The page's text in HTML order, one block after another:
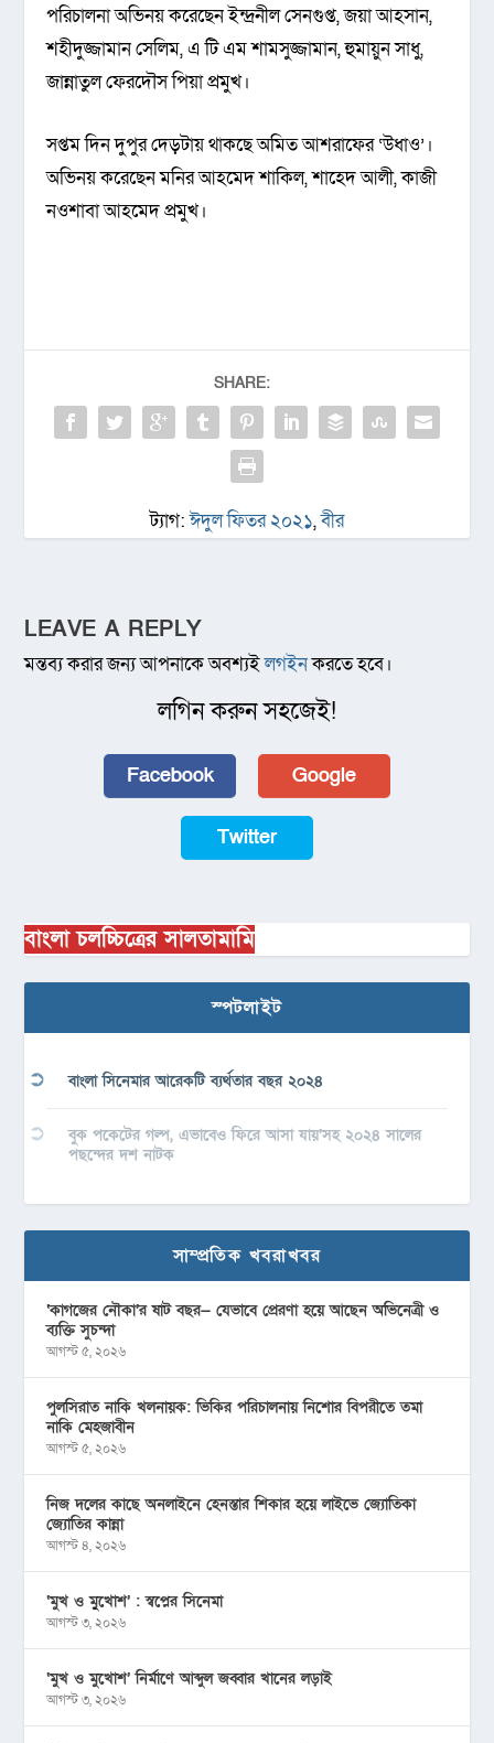
পরিচালনা অভিনয় করেছেন ইন্দ্রনীল সেনগুপ্ত, জয়া আহসান,
শহীদুজ্জামান সেলিম, এ টি এম শামসুজ্জামান, হুমায়ুন সাধু,
জান্নাতুল ফেরদৌস পিয়া প্রমুখ।
সপ্তম দিন দুপুর দেড়টায় থাকছে অমিত আশরাফের ‘উধাও’।
অভিনয় করেছেন মনির আহমেদ শাকিল, শাহেদ আলী, কাজী
নওশাবা আহমেদ প্রমুখ।
SHARE:
ট্যাগ:ঈদুল ফিতর ২০২১,বীর
LEAVE A REPLY
মন্তব্য করার জন্য আপনাকে অবশ্যইলগইনকরতে হবে।
লগিন করুন সহজেই!
Facebook Google
Twitter
বাংলা চলচ্চিত্রের সালতামামি
স্পটলাইট
বাংলা সিনেমার আরেকটি ব্যর্থতার বছর ২০২৪
বুক পকেটের গল্প, এভাবেও ফিরে আসা যায়’সহ ২০২৪ সালের
পছন্দের দশ নাটক
সাম্প্রতিক খবরাখবর
‘কাগজের নৌকা’র ষাট বছর— যেভাবে প্রেরণা হয়ে আছেন অভিনেত্রী ও
ব্যক্তি সুচন্দা
আগস্ট ৫, ২০২৬
পুলসিরাত নাকি খলনায়ক: ভিকির পরিচালনায় নিশোর বিপরীতে তমা
নাকি মেহজাবীন
আগস্ট ৫, ২০২৬
নিজ দলের কাছে অনলাইনে হেনস্তার শিকার হয়ে লাইভে জ্যোতিকা
জ্যোতির কান্না
আগস্ট ৪, ২০২৬
‘মুখ ও মু্খোশ’ : স্বপ্নের সিনেমা
আগস্ট ৩, ২০২৬
‘মুখ ও মুখোশ’ নির্মাণে আব্দুল জব্বার খানের লড়াই
আগস্ট ৩, ২০২৬